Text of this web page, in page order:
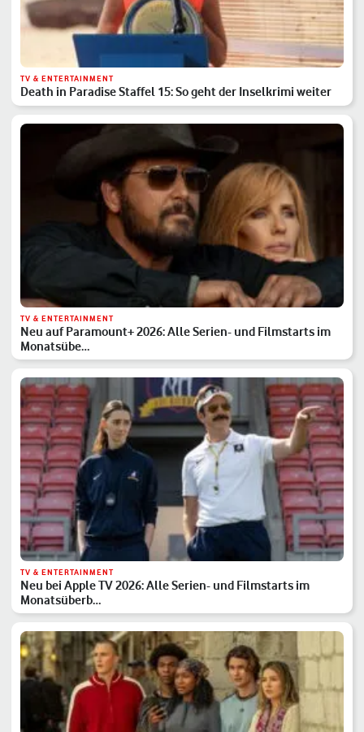
TV & ENTERTAINMENT
Death in Paradise Staffel 15: So geht der Inselkrimi weiter
TV & ENTERTAINMENT
Neu auf Paramount+ 2026: Alle Serien- und Filmstarts im
Monatsübe…
TV & ENTERTAINMENT
Neu bei Apple TV 2026: Alle Serien- und Filmstarts im
Monatsüberb…